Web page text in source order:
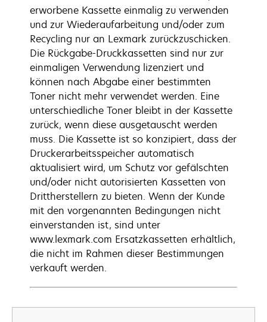
erworbene Kassette einmalig zu verwenden
und zur Wiederaufarbeitung und/oder zum
Recycling nur an Lexmark zurückzuschicken.
Die Rückgabe-Druckkassetten sind nur zur
einmaligen Verwendung lizenziert und
können nach Abgabe einer bestimmten
Toner nicht mehr verwendet werden. Eine
unterschiedliche Toner bleibt in der Kassette
zurück, wenn diese ausgetauscht werden
muss. Die Kassette ist so konzipiert, dass der
Druckerarbeitsspeicher automatisch
aktualisiert wird, um Schutz vor gefälschten
und/oder nicht autorisierten Kassetten von
Drittherstellern zu bieten. Wenn der Kunde
mit den vorgenannten Bedingungen nicht
einverstanden ist, sind unter
www.lexmark.com Ersatzkassetten erhältlich,
die nicht im Rahmen dieser Bestimmungen
verkauft werden.